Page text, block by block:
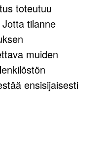
toteutuu
tilanne
muiden
ensisijaisesti